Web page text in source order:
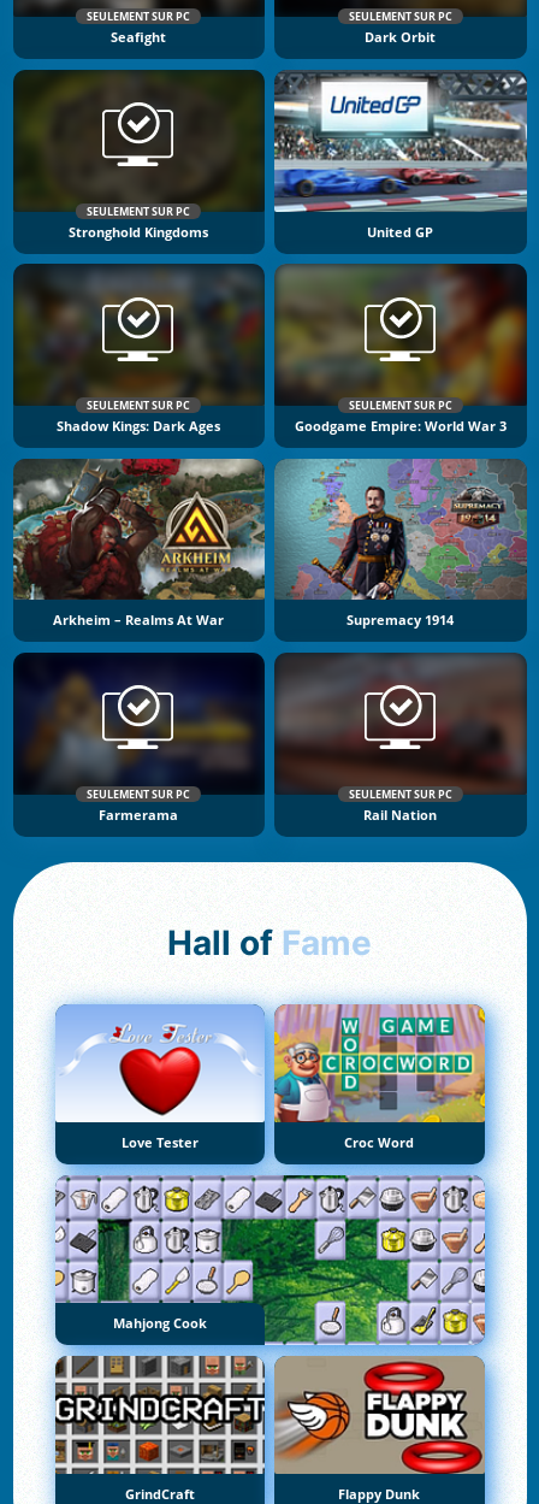
SEULEMENT SUR PC
Seafight
SEULEMENT SUR PC
Dark Orbit
SEULEMENT SUR PC
Stronghold Kingdoms United GP
SEULEMENT SUR PC
Shadow Kings: Dark Ages
SEULEMENT SUR PC
Goodgame Empire: World War 3
Arkheim – Realms At War Supremacy 1914
SEULEMENT SUR PC
Farmerama
SEULEMENT SUR PC
Rail Nation
Hall of Fame
Love Tester Croc Word
Mahjong Cook
GrindCraft Flappy Dunk